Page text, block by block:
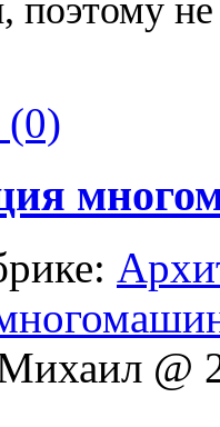
поэтому
(0)
@